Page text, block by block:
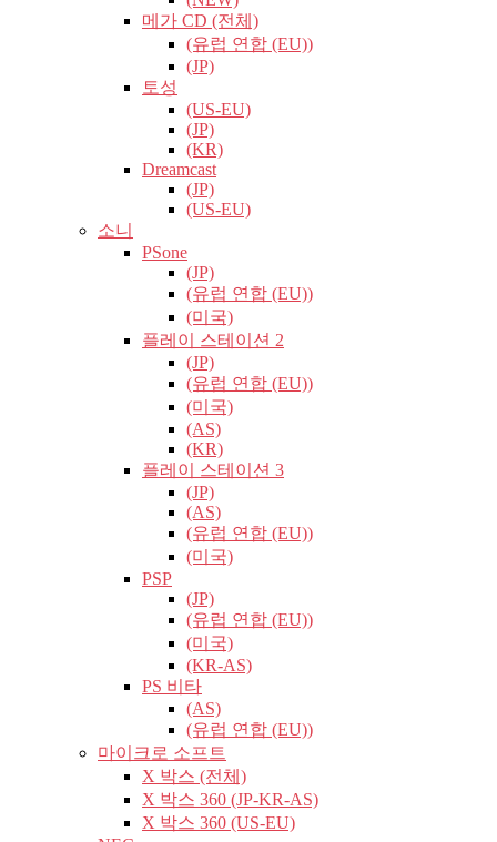
메가 CD (전체)
(유럽​​ 연합 (EU))
(JP)
토성
(US-EU)
(JP)
(KR)
Dreamcast
(JP)
(US-EU)
소니
PSone
(JP)
(유럽​​ 연합 (EU))
(미국)
플레이 스테이션 2
(JP)
(유럽​​ 연합 (EU))
(미국)
(AS)
(KR)
플레이 스테이션 3
(JP)
(AS)
(유럽​​ 연합 (EU))
(미국)
PSP
(JP)
(유럽​​ 연합 (EU))
(미국)
(KR-AS)
PS 비타
(AS)
(유럽​​ 연합 (EU))
마이크로 소프트
X 박스 (전체)
X 박스 360 (JP-KR-AS)
X 박스 360 (US-EU)